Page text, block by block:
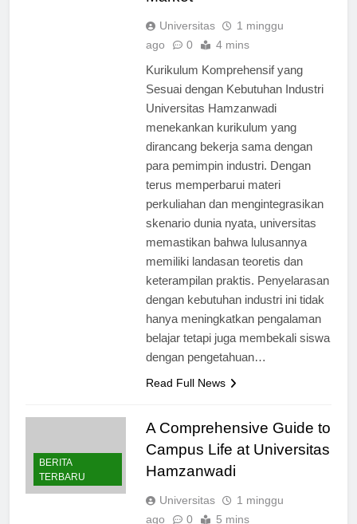
Universitas
1 minggu
Kurikulum Komprehensif yang
Sesuai dengan Kebutuhan Industri
Universitas Hamzanwadi
menekankan kurikulum yang
dirancang bekerja sama dengan
para pemimpin industri. Dengan
terus memperbarui materi
perkuliahan dan mengintegrasikan
skenario dunia nyata, universitas
memastikan bahwa lulusannya
memiliki landasan teoretis dan
keterampilan praktis. Penyelarasan
dengan kebutuhan industri ini tidak
hanya meningkatkan pengalaman
belajar tetapi juga membekali siswa
BERITA
A Comprehensive Guide to
Campus Life at Universitas
Universitas
1 minggu